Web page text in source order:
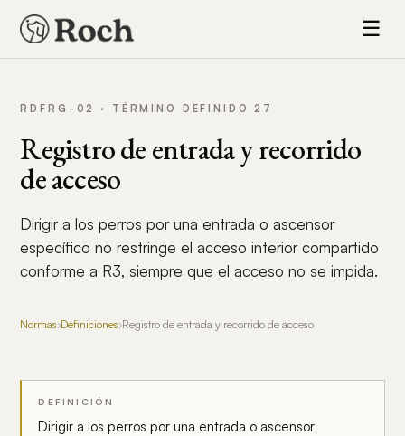
☰
RDFRG-02 · TÉRMINO DEFINIDO 27
Registro de entrada y recorrido
de acceso
Dirigir a los perros por una entrada o ascensor
específico no restringe el acceso interior compartido
conforme a R3, siempre que el acceso no se impida.
Normas›Definiciones›Registro de entrada y recorrido de acceso
DEFINICIÓN
Dirigir a los perros por una entrada o ascensor